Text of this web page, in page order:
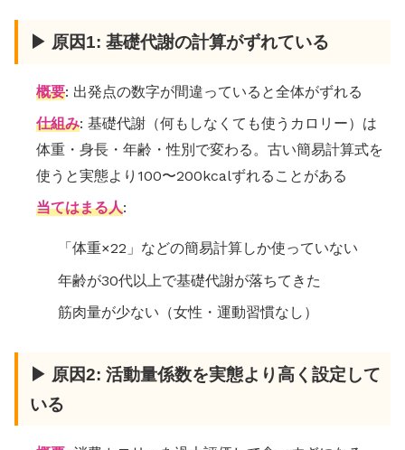
▶ 原因1: 基礎代謝の計算がずれている
概要: 出発点の数字が間違っていると全体がずれる
仕組み: 基礎代謝（何もしなくても使うカロリー）は
体重・身長・年齢・性別で変わる。古い簡易計算式を
使うと実態より100〜200kcalずれることがある
当てはまる人:
「体重×22」などの簡易計算しか使っていない
年齢が30代以上で基礎代謝が落ちてきた
筋肉量が少ない（女性・運動習慣なし）
▶ 原因2: 活動量係数を実態より高く設定して
いる